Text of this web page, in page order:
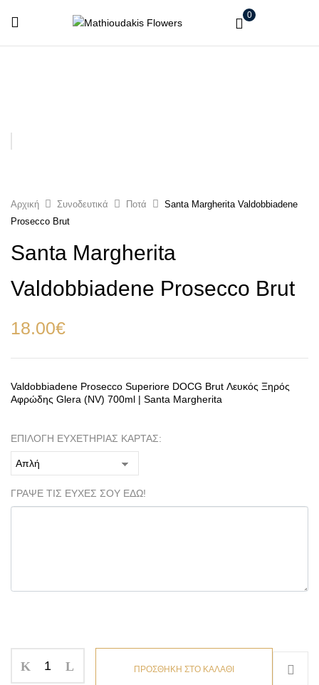
0
Αρχική Συνοδευτικά Ποτά
Santa Margherita Valdobbiadene
Prosecco Brut
Santa Margherita
Valdobbiadene Prosecco Brut
18.00€
Valdobbiadene Prosecco Superiore DOCG Brut Λευκός Ξηρός
Αφρώδης Glera (NV) 700ml | Santa Margherita
ΕΠΙΛΟΓΗ ΕΥΧΕΤΗΡΙΑΣ ΚΑΡΤΑΣ:
ΓΡΑΨΕ ΤΙΣ ΕΥΧΕΣ ΣΟΥ ΕΔΩ!
ΠΡΟΣΘΗΚΗ ΣΤΟ ΚΑΛΑΘΙ